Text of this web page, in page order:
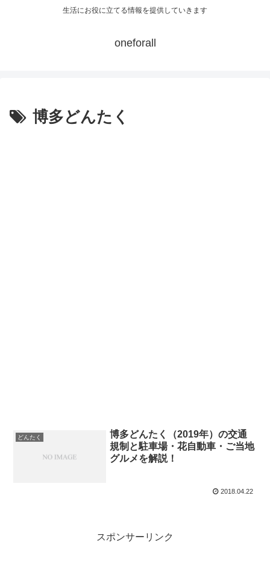
生活にお役に立てる情報を提供していきます
oneforall
博多どんたく
どんたく
博多どんたく（2019年）の交通
規制と駐車場・花自動車・ご当地
グルメを解説！
2018.04.22
スポンサーリンク